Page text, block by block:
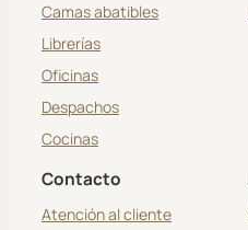
Camas abatibles
Librerías
Oficinas
Despachos
Cocinas
Contacto
Atención al cliente